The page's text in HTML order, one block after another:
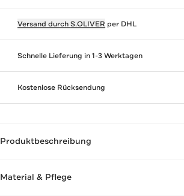
Versand durchS.OLIVER per DHL
Schnelle Lieferung in 1-3 Werktagen
Kostenlose Rücksendung
Produktbeschreibung
Material & Pflege